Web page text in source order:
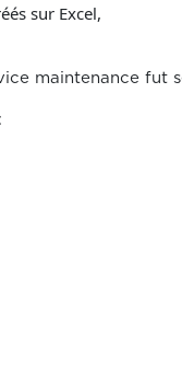
sur Excel,
maintenance fut